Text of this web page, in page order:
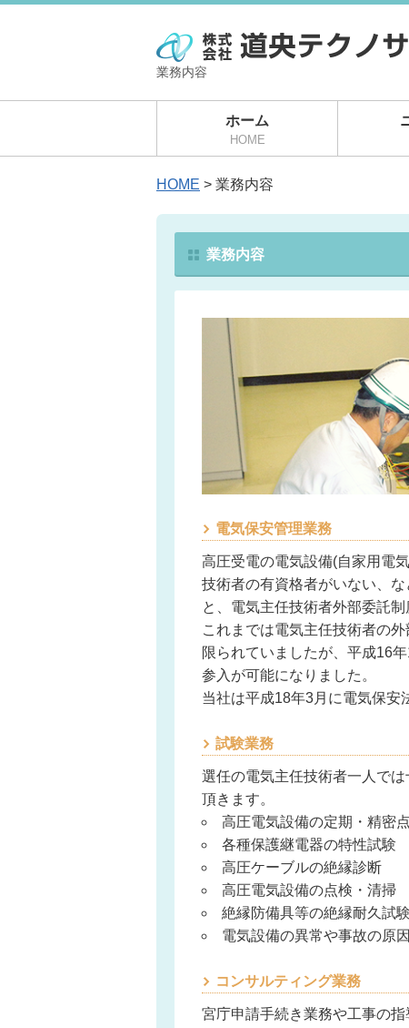
業務内容
ホーム
HOME
HOME > 業務内容
業務内容
電気保安管理業務
高圧受電の電気設備(自家用電
技術者の有資格者がいない、
と、電気主任技術者外部委託制
これまでは電気主任技術者の
限られていましたが、平成16
参入が可能になりました。
当社は平成18年3月に電気保安
試験業務
選任の電気主任技術者一人で
頂きます。
高圧電気設備の定期・精密
各種保護継電器の特性試験
高圧ケーブルの絶縁診断
高圧電気設備の点検・清掃
絶縁防備具等の絶縁耐久試験
電気設備の異常や事故の原
コンサルティング業務
宮庁申請手続き業務や工事の